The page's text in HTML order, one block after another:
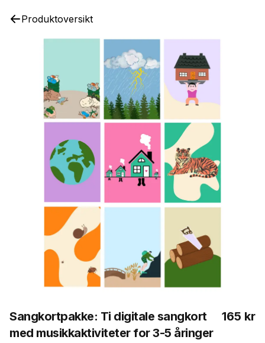
Produktoversikt
Sangkortpakke: Ti digitale sangkort
med musikkaktiviteter for 3-5 åringer
165 kr